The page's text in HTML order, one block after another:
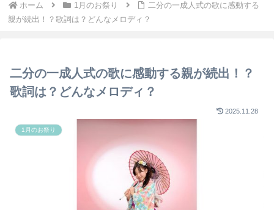
ホーム 1月のお祭り
二分の一成人式の歌に感動する
親が続出！？歌詞は？どんなメロディ？
二分の一成人式の歌に感動する親が続出！？
歌詞は？どんなメロディ？
2025.11.28
1月のお祭り